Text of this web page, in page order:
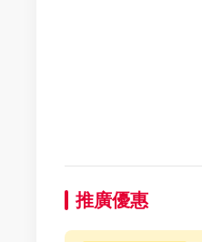
推廣優惠